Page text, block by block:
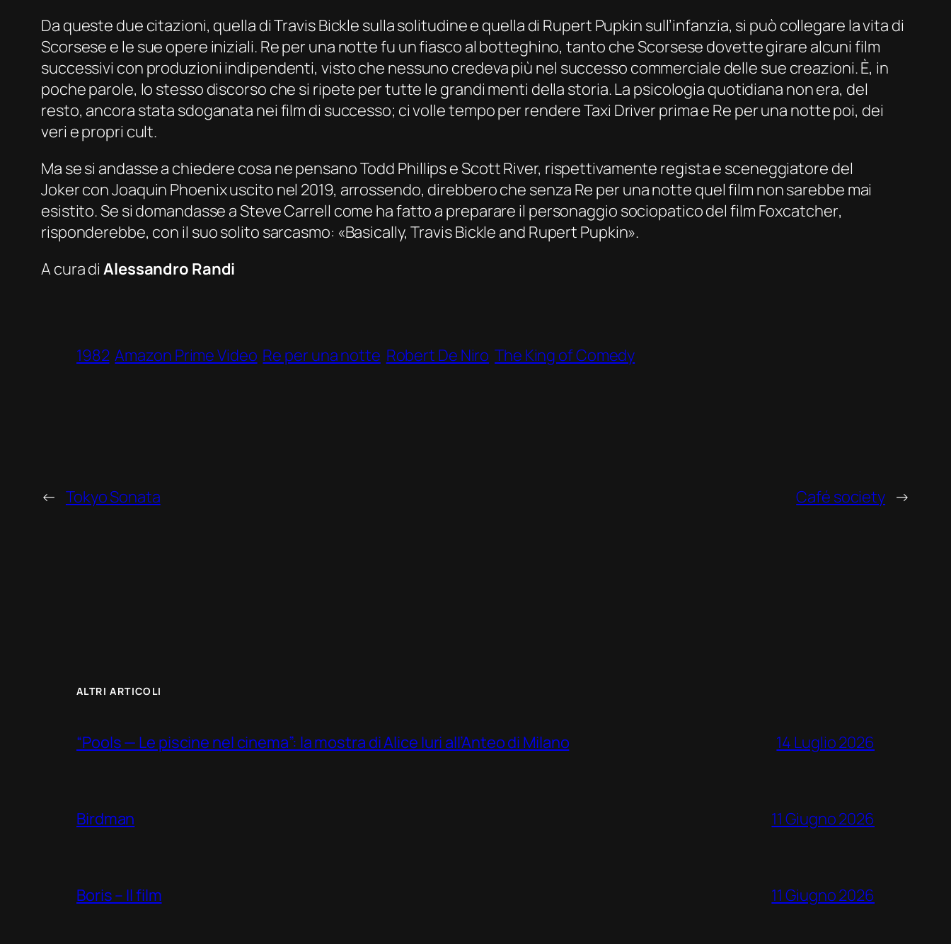
Da queste due citazioni, quella di Travis Bickle sulla solitudine e quella di Rupert Pupkin sull’infanzia, si può collegare la vita di
Scorsese e le sue opere iniziali. Re per una nottefu un fiasco al botteghino, tanto che Scorsese dovette girare alcuni film
successivi con produzioni indipendenti, visto che nessuno credeva più nel successo commerciale delle sue creazioni. È, in
poche parole, lo stesso discorso che si ripete per tutte le grandi menti della storia. La psicologia quotidiana non era, del
resto, ancora stata sdoganata nei film di successo; ci volle tempo per rendereTaxi Driver prima e Re per una nottepoi, dei
veri e propri cult.
Ma se si andasse a chiedere cosa ne pensano Todd Phillips e Scott River, rispettivamente regista e sceneggiatore del
Jokercon Joaquin Phoenix uscito nel 2019, arrossendo, direbbero che senza Re per una notte quel film non sarebbe mai
esistito. Se si domandasse a Steve Carrell come ha fatto a preparare il personaggio sociopatico del film Foxcatcher,
risponderebbe, con il suo solito sarcasmo: «Basically, Travis Bickle and Rupert Pupkin».
A cura di Alessandro Randi
1982 Amazon Prime Video Re per una notte Robert De Niro The King of Comedy
← Tokyo Sonata Café society →
ALTRI ARTICOLI
“Pools — Le piscine nel cinema”: la mostra di Alice Iuri all’Anteo di Milano 14 Luglio 2026
Birdman 11 Giugno 2026
Boris – Il film 11 Giugno 2026